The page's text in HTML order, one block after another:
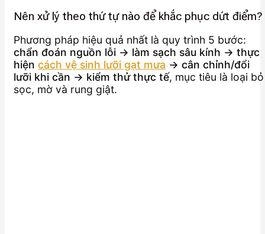
Nên xử lý theo thứ tự nào để khắc phục dứt điểm?
Phương pháp hiệu quả nhất là quy trình 5 bước:
chẩn đoán nguồn lỗi → làm sạch sâu kính → thực
hiện cách vệ sinh lưỡi gạt mưa → cân chỉnh/đổi
lưỡi khi cần → kiểm thử thực tế, mục tiêu là loại bỏ
sọc, mờ và rung giật.